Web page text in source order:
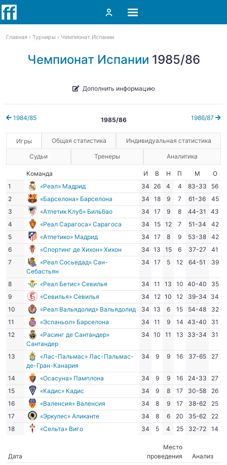
Главная Турниры Чемпионат Испании
Чемпионат Испании 1985/86
Дополнить информацию
1984/85 1986/87
1985/86
Игры Общая статистика Индивидуальная статистика
Судьи Тренеры Аналитика
Команда И В Н П М
О
1
«Реал» Мадрид 34 26 4 4 83-33
56
2
«Барселона» Барселона 34 18 9 7 61-36
45
3
«Атлетик Клуб» Бильбао 34 17 9 8 44-31
43
4
«Реал Сарагоса» Сарагоса 34 15 12 7 51-34
42
5
«Атлетико» Мадрид 34 17 8 9 53-38
42
6
«Спортинг де Хихон» Хихон 34 13 15 6 37-27
41
7
«Реал Сосьедад» Сан-
Себастьян
34 17 5 12 64-51 39
8 «Реал Бетис» Севилья 34 11 13 10 40-40
35
9
«Севилья» Севилья 34 12 10 12 39-34
34
10
«Реал Вальядолид» Вальядолид 34 13 6 15 54-48
32
11
«Эспаньол» Барселона 34 11 9 14 43-40
31
12
«Расинг де Сантандер»
Сантандер
34 10 11 13 33-34 31
13
«Лас-Пальмас» Лас-Пальмас-
де-Гран-Канария
34 9 9 16 37-65 27
14 «Осасуна» Памплона 34 9 9 16 24-33
27
15
«Кадис» Кадис 34 9 8 17 30-58
26
16
«Валенсия» Валенсия 34 8 9 17 38-62
25
17
«Эркулес» Аликанте 34 8 6 20 35-62
22
18
«Сельта» Виго 34 5 4 25 32-72 14
Дата
Место
проведения
Анализ